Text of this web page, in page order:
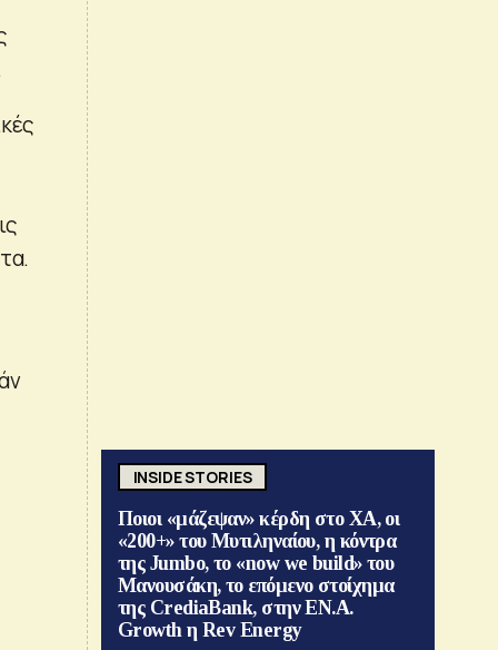
INSIDE STORIES
Ποιοι «μάζεψαν» κέρδη στο ΧΑ, οι
«200+» του Μυτιληναίου, η κόντρα
της Jumbo, το «now we build» του
Μανουσάκη, το επόμενο στοίχημα
της CrediaBank, στην ΕΝ.Α.
Growth η Rev Energy